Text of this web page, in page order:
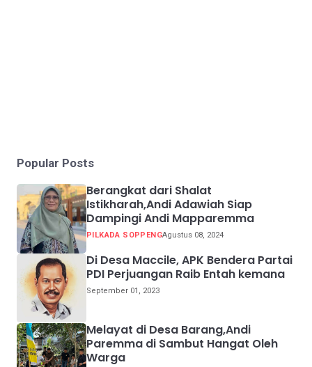
Popular Posts
Berangkat dari Shalat
Istikharah,Andi Adawiah Siap
Dampingi Andi Mapparemma
PILKADA SOPPENGAgustus 08, 2024
Di Desa Maccile, APK Bendera Partai
PDI Perjuangan Raib Entah kemana
September 01, 2023
Melayat di Desa Barang,Andi
Paremma di Sambut Hangat Oleh
Warga